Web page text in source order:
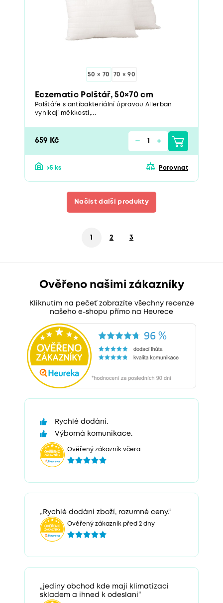
50 × 70 70 × 90
Eczematic Polštář, 50×70 cm
Polštáře s antibakteriální úpravou Allerban
vynikají měkkostí,...
659 Kč
>5 ks Porovnat
Načíst další produkty
1 2 3
Ověřeno našimi zákazníky
Kliknutím na pečeť zobrazíte všechny recenze
našeho e-shopu přímo na Heurece
Rychlé dodání.
Výborná komunikace.
Ověřený zákazník včera
„Rychlé dodání zboží, rozumné ceny.“
Ověřený zákazník před 2 dny
„jediny obchod kde maji klimatizaci
skladem a ihned k odeslani“